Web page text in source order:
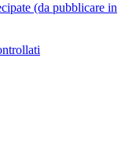
(da pubblicare in